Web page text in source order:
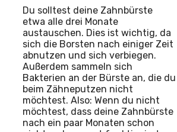
Du solltest deine Zahnbürste
etwa alle drei Monate
austauschen. Dies ist wichtig, da
sich die Borsten nach einiger Zeit
abnutzen und sich verbiegen.
Außerdem sammeln sich
Bakterien an der Bürste an, die du
beim Zähneputzen nicht
möchtest. Also: Wenn du nicht
möchtest, dass deine Zahnbürste
nach ein paar Monaten schon